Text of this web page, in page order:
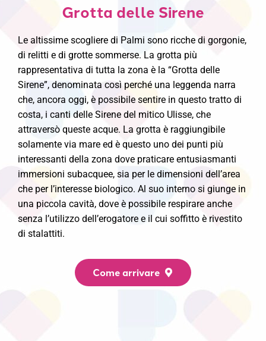
Grotta delle Sirene
Le altissime scogliere di Palmi sono ricche di gorgonie,
di relitti e di grotte sommerse. La grotta più
rappresentativa di tutta la zona è la “Grotta delle
Sirene”, denominata così perché una leggenda narra
che, ancora oggi, è possibile sentire in questo tratto di
costa, i canti delle Sirene del mitico Ulisse, che
attraversò queste acque. La grotta è raggiungibile
solamente via mare ed è questo uno dei punti più
interessanti della zona dove praticare entusiasmanti
immersioni subacquee, sia per le dimensioni dell’area
che per l’interesse biologico. Al suo interno si giunge in
una piccola cavità, dove è possibile respirare anche
senza l’utilizzo dell’erogatore e il cui soffitto è rivestito
di stalattiti.
Come arrivare